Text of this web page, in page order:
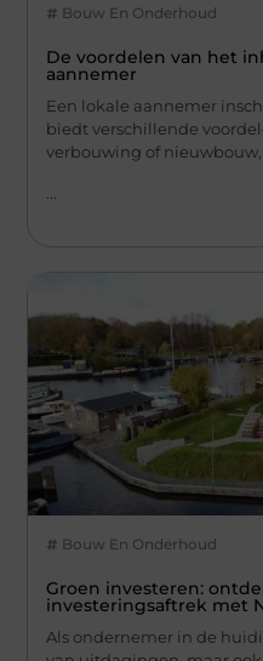
Bouw En Onderhoud
De voordelen van het
aannemer
Een lokale aannemer
biedt verschillende
verbouwing of nieuwbouw,
Bouw En Onderhoud
Groen investeren:
investeringsaftrek met
Als ondernemer in de